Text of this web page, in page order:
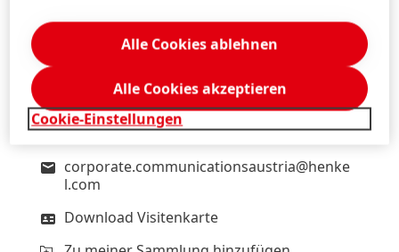
Corporate Communications
Brand PR
South East Europe
+43-1-71104-2254
corporate.communicationsaustria@henke
l.com
Download Visitenkarte
Cookie-Einstellungen
Alle Cookies ablehnen
Alle Cookies akzeptieren